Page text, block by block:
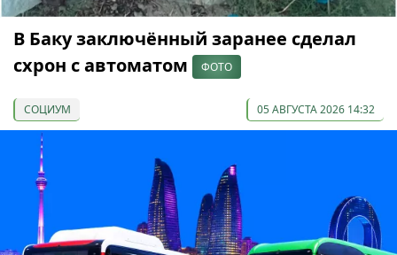
В Баку заключённый заранее сделал
схрон с автоматом
ФОТО
СОЦИУМ 05 АВГУСТА 2026 14:32